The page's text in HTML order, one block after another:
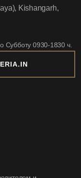
Kishangarh,
Субботу 0930-1830 ч.